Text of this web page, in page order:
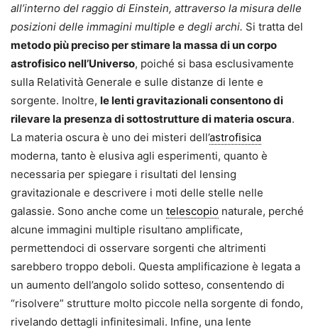
all’interno del raggio di Einstein, attraverso la misura delle
posizioni delle immagini multiple e degli archi. Si tratta del
metodo più preciso per stimare la massa di un corpo
astrofisico nell’U­niverso, poiché si basa esclusivamente
sulla Relatività Generale e sulle distanze di lente e
sorgente. Inol­tre, le lenti gravitazionali consentono di
rilevare la presenza di sottostrutture di materia oscura.
La materia oscura è uno dei misteri dell’astrofisica
moderna, tanto è elusiva agli esperimenti, quanto è
necessaria per spiegare i risultati del lensing
gravitazionale e descrivere i moti delle stelle nelle
galassie. Sono an­che come un telescopio naturale, perché
alcune immagini multiple risultano amplificate,
permettendoci di osservare sorgenti che altrimenti
sarebbero troppo deboli. Questa amplificazione è legata a
un aumen­to dell’angolo solido sotteso, consentendo di
“risolvere” strutture molto piccole nella sorgente di fondo,
rivelando dettagli infinitesimali. Infine, una lente